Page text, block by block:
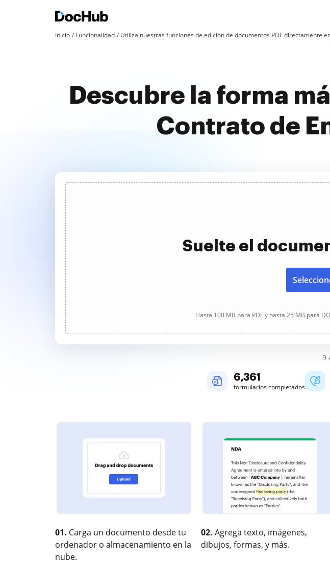
Inicio Funcionalidad Utiliza nuestras funciones de edición de documentos PDF directamente
Descubre la forma
Contrato de
Suelte el
Hasta 100 MB para PDF y hasta 25 MB para
9
6,361
formularios completados
01. Carga un documento desde tu
ordenador o almacenamiento en la
nube.
02. Agrega texto, imágenes,
dibujos, formas, y más.